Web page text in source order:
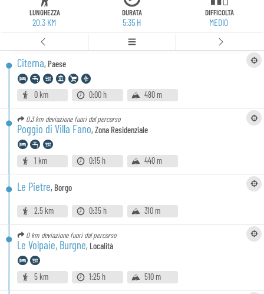
LUNGHEZZA
20.3 KM
DURATA
5:35 H
DIFFICOLTÀ
MEDIO
Citerna, Paese
0 km 0:00 h 480 m
0.3 km deviazione fuori dal percorso
Poggio di Villa Fano,Zona Residenziale
1 km 0:15 h 440 m
Le Pietre, Borgo
2.5 km 0:35 h 310 m
0 km deviazione fuori dal percorso
Le Volpaie, Burgne, Località
5 km 1:25 h 510 m